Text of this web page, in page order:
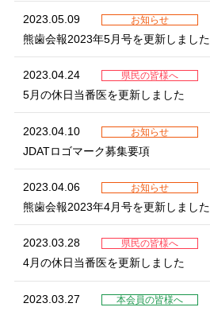
2023.05.09 お知らせ
熊歯会報2023年5月号を更新しました
2023.04.24 県民の皆様へ
5月の休日当番医を更新しました
2023.04.10 お知らせ
JDATロゴマーク募集要項
2023.04.06 お知らせ
熊歯会報2023年4月号を更新しました
2023.03.28 県民の皆様へ
4月の休日当番医を更新しました
2023.03.27 本会員の皆様へ